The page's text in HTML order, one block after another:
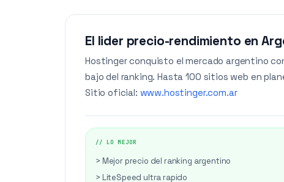
El lider precio-rendimiento en
Hostinger conquisto el mercado argentino
bajo del ranking. Hasta 100 sitios web en
Sitio oficial: www.hostinger.com.ar
// LO MEJOR
> Mejor precio del ranking argentino
> LiteSpeed ultra rapido